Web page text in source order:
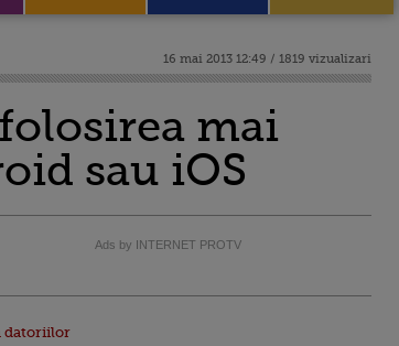
16 mai 2013 12:49 / 1819 vizualizari
mai
sau iOS
Ads by INTERNET PROTV
datoriilor